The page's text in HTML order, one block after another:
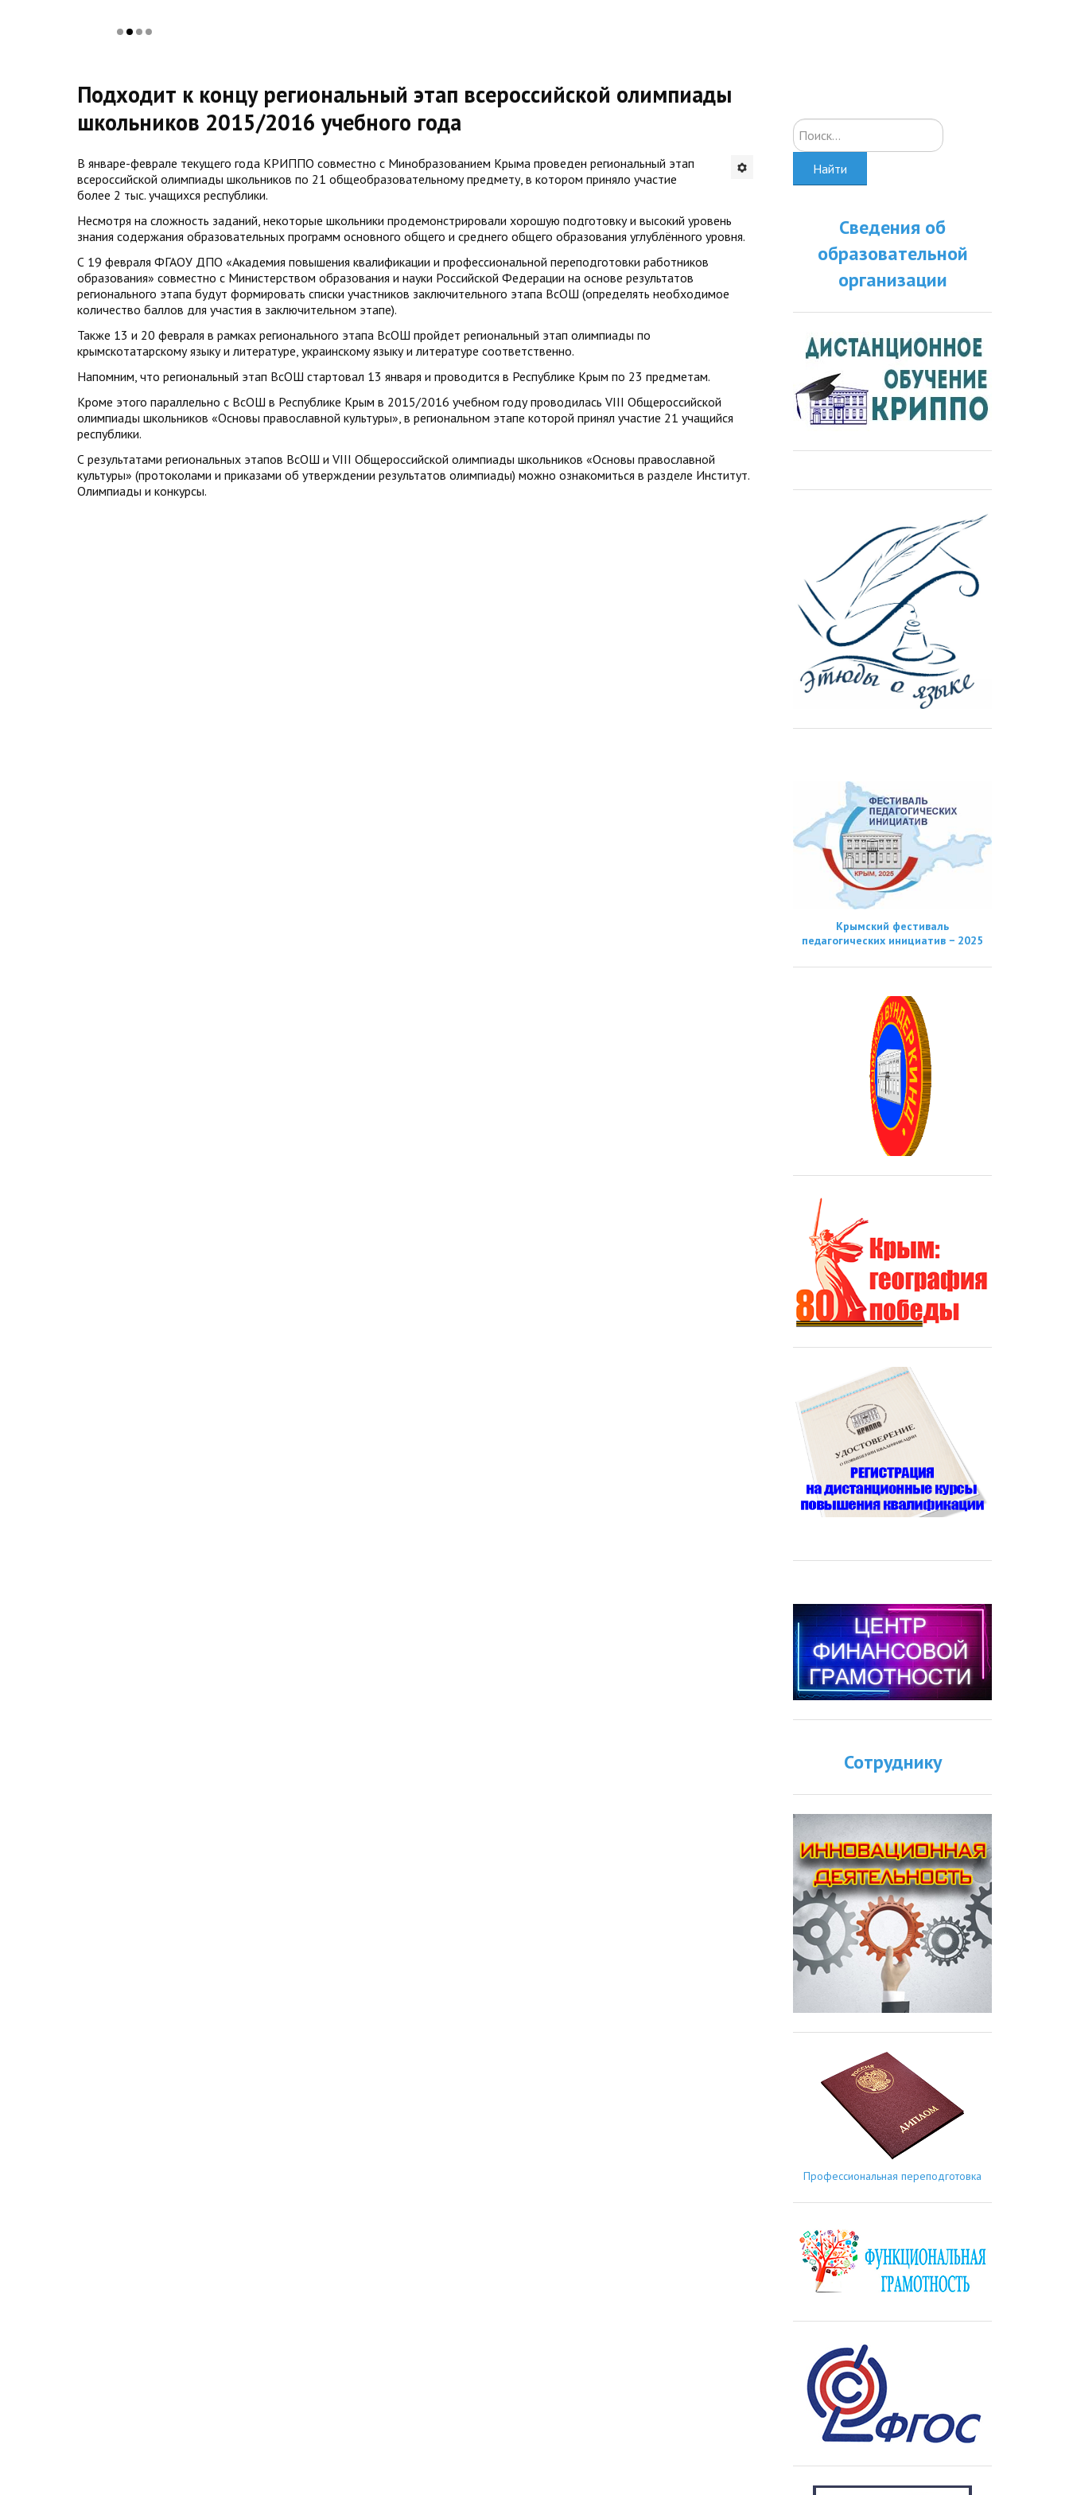
Подходит к концу региональный этап всероссийской олимпиады
школьников 2015/2016 учебного года
В январе-феврале текущего года КРИППО совместно с Минобразованием Крыма проведен региональный этап
всероссийской олимпиады школьников по 21 общеобразовательному предмету, в котором приняло участие
более 2 тыс. учащихся республики.
Несмотря на сложность заданий, некоторые школьники продемонстрировали хорошую подготовку и высокий уровень
знания содержания образовательных программ основного общего и среднего общего образования углублённого уровня.
С 19 февраля ФГАОУ ДПО «Академия повышения квалификации и профессиональной переподготовки работников
образования» совместно с Министерством образования и науки Российской Федерации на основе результатов
регионального этапа будут формировать списки участников заключительного этапа ВсОШ (определять необходимое
количество баллов для участия в заключительном этапе).
Также 13 и 20 февраля в рамках регионального этапа ВсОШ пройдет региональный этап олимпиады по
крымскотатарскому языку и литературе, украинскому языку и литературе соответственно.
Напомним, что региональный этап ВсОШ стартовал 13 января и проводится в Республике Крым по 23 предметам.
Кроме этого параллельно с ВсОШ в Республике Крым в 2015/2016 учебном году проводилась VIII Общероссийской
олимпиады школьников «Основы православной культуры», в региональном этапе которой принял участие 21 учащийся
республики.
С результатами региональных этапов ВсОШ и VIII Общероссийской олимпиады школьников «Основы православной
культуры» (протоколами и приказами об утверждении результатов олимпиады) можно ознакомиться в разделе Институт.
Олимпиады и конкурсы.
Искать...
Найти
Сведения об
образовательной
организации
Крымский фестиваль
педагогических инициатив − 2025
Сотруднику
Профессиональная переподготовка